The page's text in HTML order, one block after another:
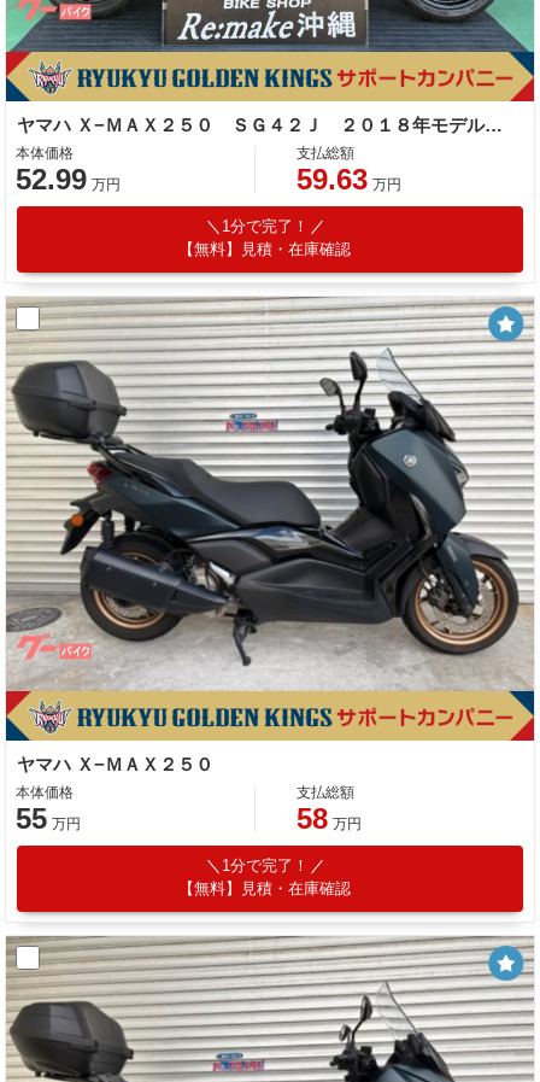
ヤマハ Ｘ−ＭＡＸ２５０ ＳＧ４２Ｊ ２０１８年モデル ブレンボキャリパー フェンダーレス レバー デイトナミラー グリップヒーター
本体価格
52.99 万円
支払総額
59.63 万円
1分で完了！
【無料】見積・在庫確認
ヤマハ Ｘ−ＭＡＸ２５０
本体価格
55 万円
支払総額
58 万円
1分で完了！
【無料】見積・在庫確認